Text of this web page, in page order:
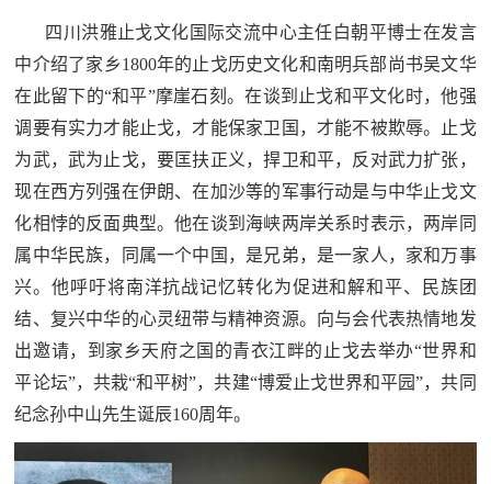
四川洪雅止戈文化国际交流中心主任白朝平博士在发言
中介绍了家乡1800年的止戈历史文化和南明兵部尚书吴文华
在此留下的“和平”摩崖石刻。在谈到止戈和平文化时，他强
调要有实力才能止戈，才能保家卫国，才能不被欺辱。止戈
为武，武为止戈，要匡扶正义，捍卫和平，反对武力扩张，
现在西方列强在伊朗、在加沙等的军事行动是与中华止戈文
化相悖的反面典型。他在谈到海峡两岸关系时表示，两岸同
属中华民族，同属一个中国，是兄弟，是一家人，家和万事
兴。他呼吁将南洋抗战记忆转化为促进和解和平、民族团
结、复兴中华的心灵纽带与精神资源。向与会代表热情地发
出邀请，到家乡天府之国的青衣江畔的止戈去举办“世界和
平论坛”，共栽“和平树”，共建“博爱止戈世界和平园”，共同
纪念孙中山先生诞辰160周年。